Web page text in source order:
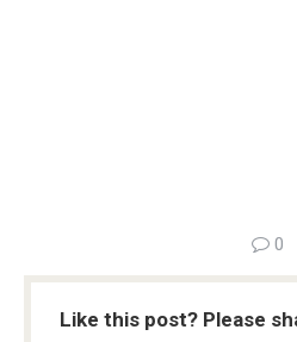
0
Like this post? Please